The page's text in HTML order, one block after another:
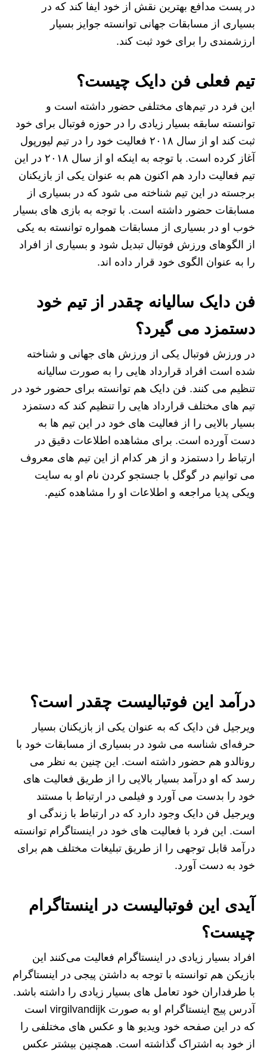
در پست مدافع بهترین نقش از خود ایفا کند که در
بسیاری از مسابقات جهانی توانسته جوایز بسیار
ارزشمندی را برای خود ثبت کند.
تیم فعلی فن دایک چیست؟
این فرد در تیم‌های مختلفی حضور داشته است و
توانسته سابقه بسیار زیادی را در حوزه فوتبال برای خود
ثبت کند او از سال ۲۰۱۸ فعالیت خود را در تیم لیورپول
آغاز کرده است. با توجه به اینکه او از سال ۲۰۱۸ در این
تیم فعالیت دارد هم اکنون هم به عنوان یکی از بازیکنان
برجسته در این تیم شناخته می‌ شود که در بسیاری از
مسابقات حضور داشته است. با توجه به بازی های بسیار
خوب او در بسیاری از مسابقات همواره توانسته به یکی
از الگوهای ورزش فوتبال تبدیل شود و بسیاری از افراد
را به عنوان الگوی خود قرار داده اند.
فن دایک سالیانه چقدر از تیم خود
دستمزد می گیرد؟
در ورزش فوتبال یکی از ورزش های جهانی و شناخته
شده است افراد قرارداد هایی را به صورت سالیانه
تنظیم می کنند. فن دایک هم توانسته برای حضور خود در
تیم های مختلف قرارداد هایی را تنظیم کند که دستمزد
بسیار بالایی را از فعالیت‌ های خود در این تیم ها به
دست آورده است. برای مشاهده اطلاعات دقیق در
ارتباط را دستمزد و از هر کدام از این تیم های معروف
می توانیم در گوگل با جستجو کردن نام او به سایت
ویکی‌ پدیا مراجعه و اطلاعات او را مشاهده کنیم.
درآمد این فوتبالیست چقدر است؟
ویرجیل فن دایک که به عنوان یکی از بازیکنان بسیار
حرفه‌ای شناسه می‌ شود در بسیاری از مسابقات خود با
رونالدو هم حضور داشته است. این چنین به نظر می‌
رسد که او درآمد بسیار بالایی را از طریق فعالیت‌ های
خود را بدست می آورد و فیلمی در ارتباط با مستند
ویرجیل فن دایک وجود دارد که در ارتباط با زندگی او
است. این فرد با فعالیت‌ های خود در اینستاگرام توانسته
درآمد قابل توجهی را از طریق تبلیغات مختلف هم برای
خود به دست آورد.
آیدی این فوتبالیست در اینستاگرام
چیست؟
افراد بسیار زیادی در اینستاگرام فعالیت می‌کنند این
بازیکن هم توانسته با توجه به داشتن پیجی در اینستاگرام
با طرفداران خود تعامل های بسیار زیادی را داشته باشد.
آدرس پیج اینستاگرام او به صورت virgilvandijk است
که در این صفحه خود ویدیو ها و عکس های مختلفی را
از خود به اشتراک گذاشته است. همچنین بیشتر عکس